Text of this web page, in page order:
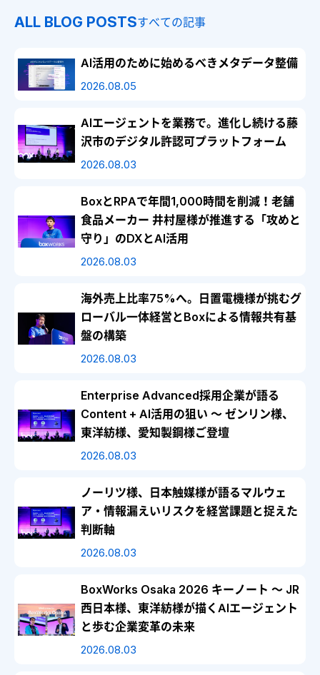
ALL BLOG POSTSすべての記事
AI活用のために始めるべきメタデータ整備
2026.08.05
AIエージェントを業務で。進化し続ける藤
沢市のデジタル許認可プラットフォーム
2026.08.03
BoxとRPAで年間1,000時間を削減！老舗
食品メーカー 井村屋様が推進する「攻めと
守り」のDXとAI活用
2026.08.03
海外売上比率75%へ。日置電機様が挑むグ
ローバル一体経営とBoxによる情報共有基
盤の構築
2026.08.03
Enterprise Advanced採用企業が語る
Content + AI活用の狙い ～ ゼンリン様、
東洋紡様、愛知製鋼様ご登壇
2026.08.03
ノーリツ様、日本触媒様が語るマルウェ
ア・情報漏えいリスクを経営課題と捉えた
判断軸
2026.08.03
BoxWorks Osaka 2026 キーノート ～ JR
西日本様、東洋紡様が描くAIエージェント
と歩む企業変革の未来
2026.08.03